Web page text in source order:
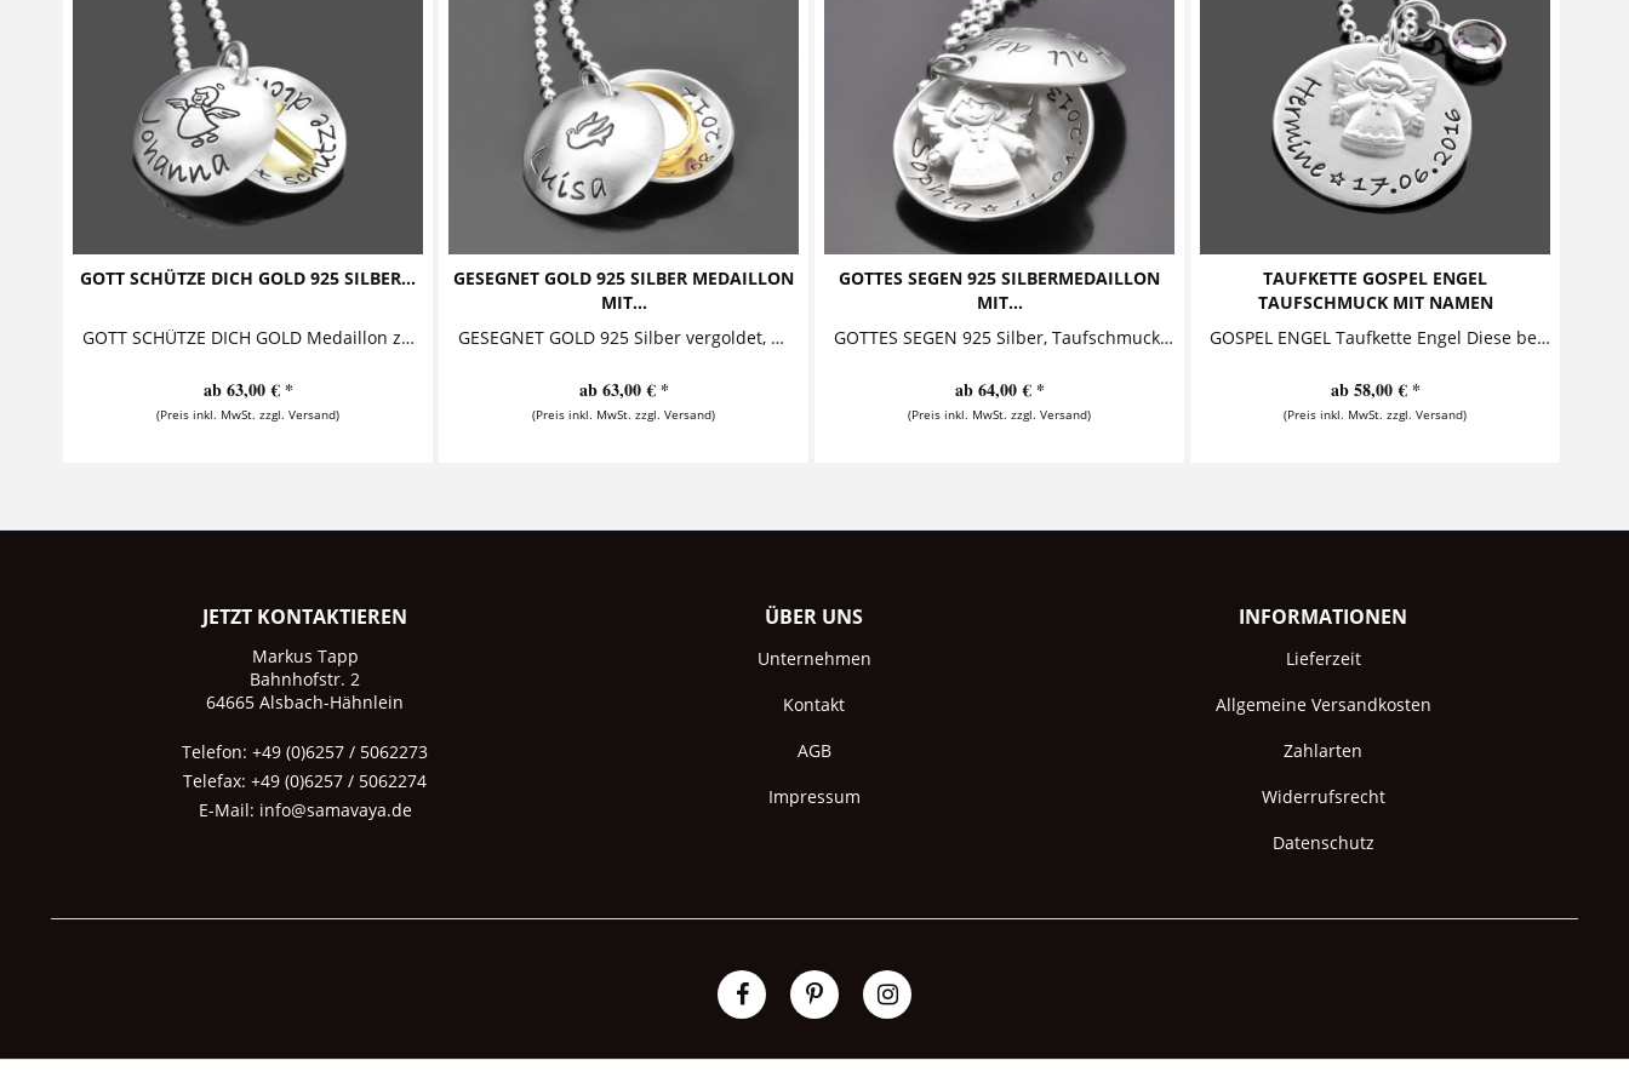
GOTT SCHÜTZE DICH GOLD 925 SILBER...
GOTT SCHÜTZE DICH GOLD Medaillon zur Taufe mit vergoldetem Kreuz Diese bezaubernde Taufkette mit Gravur besteht aus einem personalisierten...
ab 63,00 € *
(Preis inkl. MwSt. zzgl. Versand)
GESEGNET GOLD 925 SILBER MEDAILLON
MIT...
GESEGNET GOLD 925 Silber vergoldet, Medaillon mit Taufring, Taufkette Diese zauberhafte Taufkette mit Gravur besteht aus einem...
ab 63,00 € *
(Preis inkl. MwSt. zzgl. Versand)
GOTTES SEGEN 925 SILBERMEDAILLON
MIT...
GOTTES SEGEN 925 Silber, Taufschmuck, Anhaenger mit Name Zwei Buttons - der äußere mit dem Text "Gottes Segen auf all deinen Wegen", der...
ab 64,00 € *
(Preis inkl. MwSt. zzgl. Versand)
TAUFKETTE GOSPEL ENGEL
TAUFSCHMUCK MIT NAMEN
GOSPEL ENGEL Taufkette Engel Diese bezaubernde Taufkette besteht aus einem personalisierten Anhänger, der zusammen mit einem sehr schön...
ab 58,00 € *
(Preis inkl. MwSt. zzgl. Versand)
JETZT KONTAKTIEREN
Markus Tapp
Bahnhofstr. 2
64665 Alsbach-Hähnlein
Telefon: +49 (0)6257 / 5062273
Telefax: +49 (0)6257 / 5062274
E-Mail: info@samavaya.de
ÜBER UNS
Unternehmen
Kontakt
AGB
Impressum
INFORMATIONEN
Lieferzeit
Allgemeine Versandkosten
Zahlarten
Widerrufsrecht
Datenschutz